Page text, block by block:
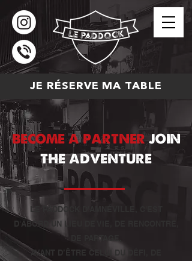
JE RÉSERVE MA TABLE
become a partnerjoin
the adventure
LE PADDOCK D'AMNÉVILLE, C'EST
D'ABORD UN LIEU DE VIE, DE RENCONTRE,
DE PARTAGE,
AVANT D’ÊTRE CELUI DU DÉFI, DE